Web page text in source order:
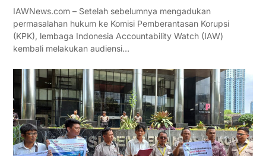
IAWNews.com – Setelah sebelumnya mengadukan
permasalahan hukum ke Komisi Pemberantasan Korupsi
(KPK), lembaga Indonesia Accountability Watch (IAW)
kembali melakukan audiensi…